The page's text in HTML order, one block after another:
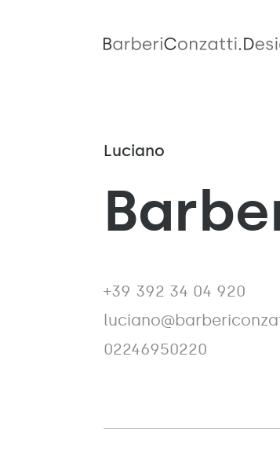
Luciano
+39 392 34 04 920
02246950220